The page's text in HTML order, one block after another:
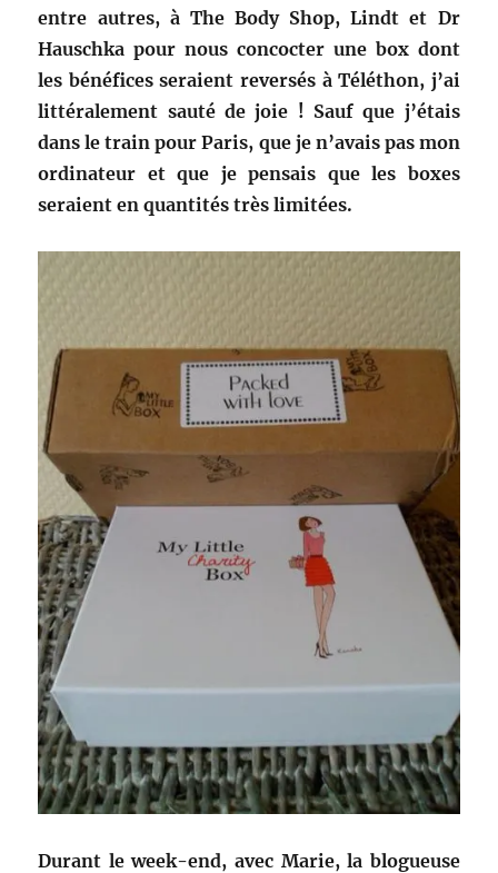
entre autres, à The Body Shop, Lindt et Dr
Hauschka pour nous concocter une box dont
les bénéfices seraient reversés à Téléthon, j’ai
littéralement sauté de joie ! Sauf que j’étais
dans le train pour Paris, que je n’avais pas mon
ordinateur et que je pensais que les boxes
seraient en quantités très limitées.
Durant le week-end, avec Marie, la blogueuse